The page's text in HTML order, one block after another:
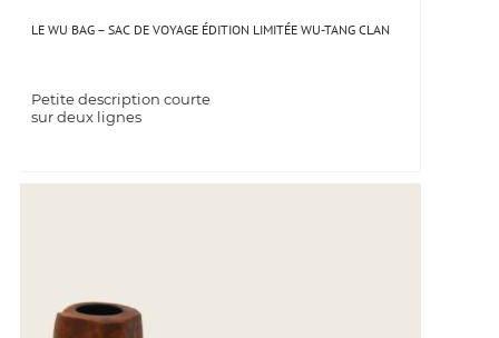
LE WU BAG – SAC DE VOYAGE ÉDITION LIMITÉE WU-TANG CLAN
Petite description courte
sur deux lignes